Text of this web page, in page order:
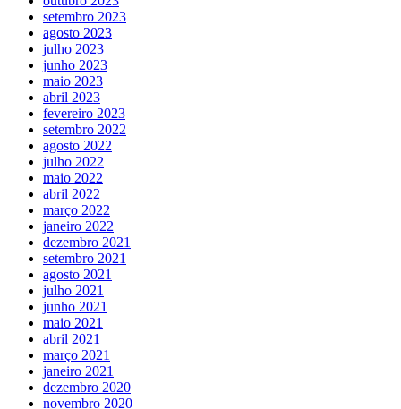
setembro 2023
agosto 2023
julho 2023
junho 2023
maio 2023
abril 2023
fevereiro 2023
setembro 2022
agosto 2022
julho 2022
maio 2022
abril 2022
março 2022
janeiro 2022
dezembro 2021
setembro 2021
agosto 2021
julho 2021
junho 2021
maio 2021
abril 2021
março 2021
janeiro 2021
dezembro 2020
novembro 2020